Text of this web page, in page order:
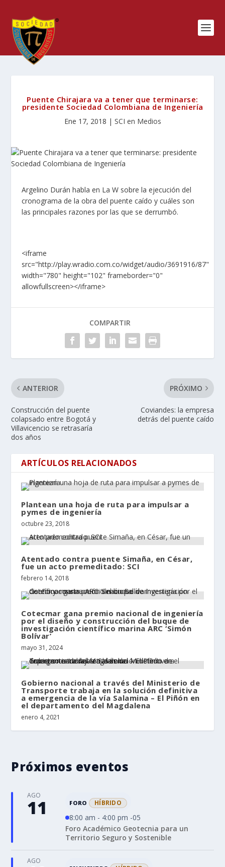
Puente Chirajara va a tener que terminarse:
presidente Sociedad Colombiana de Ingeniería
Ene 17, 2018 | SCI en Medios
Argelino Durán habla en La W sobre la ejecución del
cronograma de la obra del puente caído y cuáles son
las principales razones por las que se derrumbó.
<iframe
src="http://play.wradio.com.co/widget/audio/3691916/87"
width="780" height="102" frameborder="0"
allowfullscreen></iframe>
COMPARTIR
ANTERIOR
Construcción del puente
colapsado entre Bogotá y
Villavicencio se retrasaría
dos años
PRÓXIMO
Coviandes: la empresa
detrás del puente caído
ARTÍCULOS RELACIONADOS
Plantean una hoja de ruta para impulsar a
pymes de ingeniería
octubre 23, 2018
Atentado contra puente Simaña, en César,
fue un acto premeditado: SCI
febrero 14, 2018
Cotecmar gana premio nacional de ingeniería
por el diseño y construcción del buque de
investigación científico marina ARC ‘Simón
Bolívar’
mayo 31, 2024
Gobierno nacional a través del Ministerio de
Transporte trabaja en la solución definitiva
a emergencia de la vía Salamina – El Piñón en
el departamento del Magdalena
enero 4, 2021
Próximos eventos
AGO
11 FORO HÍBRIDO
8:00 am - 4:00 pm -05
Foro Académico Geotecnia para un
Territorio Seguro y Sostenible
AGO